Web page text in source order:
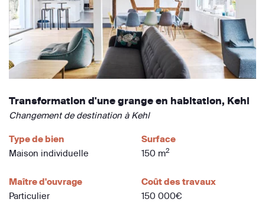
Transformation d'une grange en habitation, Kehl
Changement de destination à Kehl
Type de bien
Maison individuelle
Surface
150 m2
Maître d'ouvrage
Particulier
Coût des travaux
150 000€